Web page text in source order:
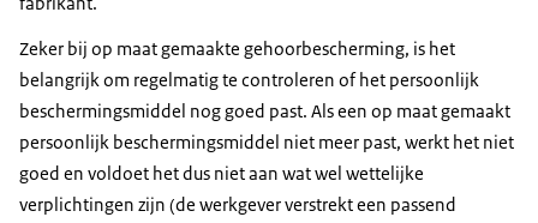
Zeker bij op maat gemaakte gehoorbescherming, is het
belangrijk om regelmatig te controleren of het persoonlijk
beschermingsmiddel nog goed past. Als een op maat gemaakt
persoonlijk beschermingsmiddel niet meer past, werkt het niet
goed en voldoet het dus niet aan wat wel wettelijke
verplichtingen zijn (de werkgever verstrekt een passend